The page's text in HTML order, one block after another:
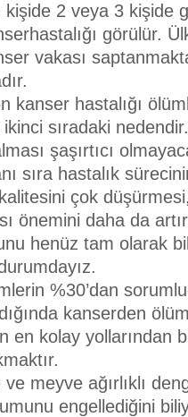
kişide 2 veya 3 kişide
görülür.
vakası
kanser hastalığı
ikinci sıradaki
şaşırtıcı
sıra hastalık sürecinin
çok
önemini daha da
henüz tam olarak
%30’dan
kanserden
en kolay yollarından
meyve ağırlıklı
engellediğini